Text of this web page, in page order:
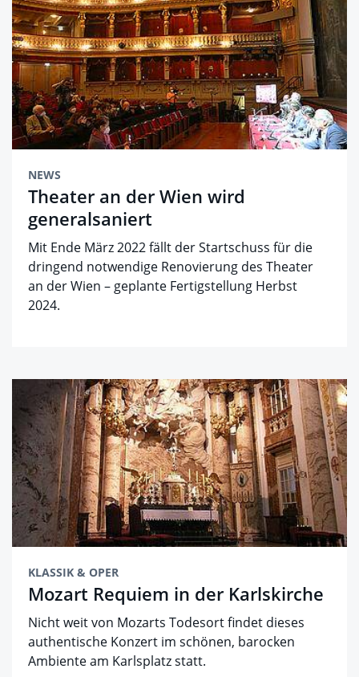
NEWS
Theater an der Wien wird
generalsaniert
Mit Ende März 2022 fällt der Startschuss für die
dringend notwendige Renovierung des Theater
an der Wien – geplante Fertigstellung Herbst
2024.
KLASSIK & OPER
Mozart Requiem in der Karlskirche
Nicht weit von Mozarts Todesort findet dieses
authentische Konzert im schönen, barocken
Ambiente am Karlsplatz statt.